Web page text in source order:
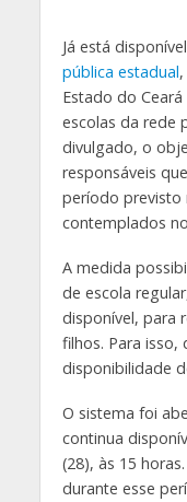
Já está
pública estadual
Estado do
escolas da rede
divulgado, o
responsáveis
período previsto
contemplados
A medida
de escola
disponível, para
filhos. Para isso,
disponibilidade
O sistema foi
continua
(28), às 15
durante esse